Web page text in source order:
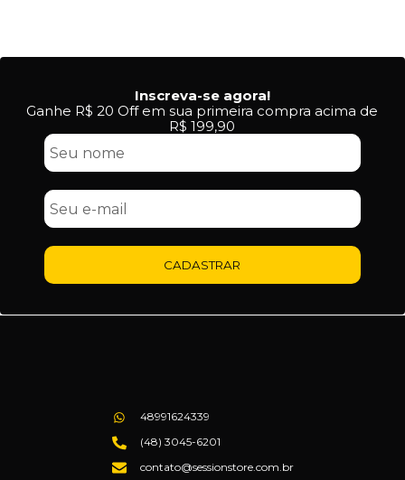
Inscreva-se agora!
Ganhe R$ 20 Off em sua primeira compra acima de
R$ 199,90
CADASTRAR
48991624339
(48) 3045-6201
contato@sessionstore.com.br